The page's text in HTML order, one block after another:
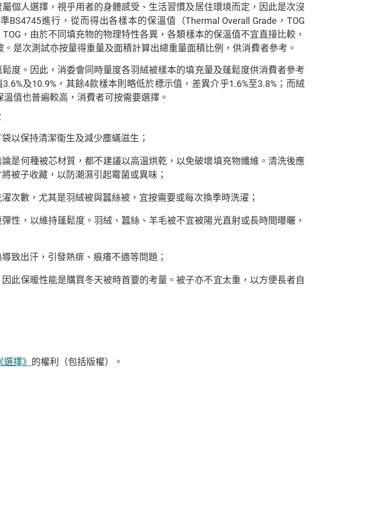
個人選擇，視乎用者的身體感受、生活習慣及居住環境而定，因此是次沒
進行，從而得出各樣本的保溫值（Thermal Overall Grade，TOG
，由於不同填充物的物理特性各異，各類樣本的保溫值不宜直接比較，
是次測試亦按量得重量及面積計算出總重量面積比例，供消費者參考。
度。因此，消委會同時量度各羽絨被樣本的填充量及蓬鬆度供消費者參考
及10.9%，其餘4款樣本則略低於標示值，差異介乎1.6%至3.8%；而絨
值也普遍較高，消費者可按需要選擇。
以保持清潔衞生及減少塵蟎滋生；
是何種被芯材質，都不建議以高溫烘乾，以免破壞填充物纖維。清洗後應
被子收藏，以防潮濕引起霉菌或異味；
次數，尤其是羽絨被與蠶絲被，宜按需要或每次換季時洗濯；
性，以維持蓬鬆度。羽絨、蠶絲、羊毛被不宜被陽光直射或長時間曝曬，
致出汗，引發熱痱、痕癢不適等問題；
此保暖性能是購買冬天被時首要的考量。被子亦不宜太重，以方便長者自
擇》 的權利（包括版權）。